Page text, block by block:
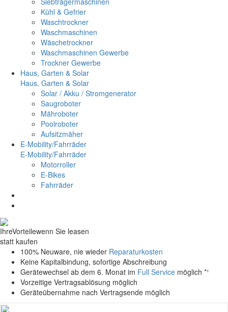
Kühl & Gefrier
Waschtrockner
Waschmaschinen
Wäschetrockner
Waschmaschinen Gewerbe
Trockner Gewerbe
Haus, Garten & Solar
Haus, Garten & Solar
Solar / Akku / Stromgenerator
Saugroboter
Mähroboter
Poolroboter
Aufsitzmäher
E-Mobility/Fahrräder
E-Mobility/Fahrräder
Motorroller
E-Bikes
Fahrräder
IhreVorteilewenn Sie leasen
statt kaufen
100% Neuware, nie wieder Reparaturkosten
Keine Kapitalbindung, sofortige Abschreibung
Gerätewechsel ab dem 6. Monat im Full Service möglich *¹
Vorzeitige Vertragsablösung möglich
Geräteübernahme nach Vertragsende möglich